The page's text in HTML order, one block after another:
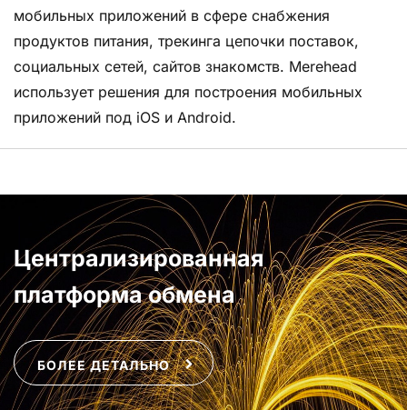
мобильных приложений в сфере снабжения
продуктов питания, трекинга цепочки поставок,
социальных сетей, сайтов знакомств. Merehead
использует решения для построения мобильных
приложений под iOS и Android.
Централизированная
платформа обмена
БОЛЕЕ ДЕТАЛЬНО